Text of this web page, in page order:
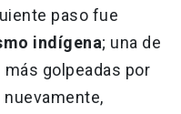
paso fue
indígena; una de
golpeadas por
nuevamente,